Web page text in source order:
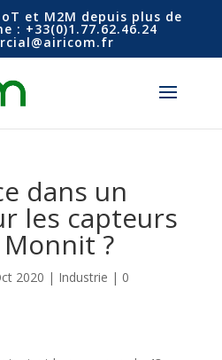
et M2M depuis plus de
: +33(0)1.77.62.46.24
dans un
les capteurs
?
2020 | Industrie | 0